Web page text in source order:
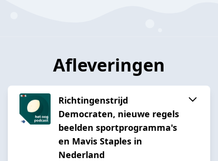
Afleveringen
Richtingenstrijd
Democraten, nieuwe regels
beelden sportprogramma's
en Mavis Staples in
Nederland